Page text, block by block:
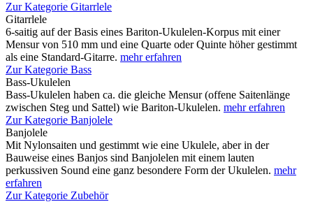
Zur Kategorie Gitarrlele
Gitarrlele
6-saitig auf der Basis eines Bariton-Ukulelen-Korpus mit einer
Mensur von 510 mm und eine Quarte oder Quinte höher gestimmt
als eine Standard-Gitarre. mehr erfahren
Zur Kategorie Bass
Bass-Ukulelen
Bass-Ukulelen haben ca. die gleiche Mensur (offene Saitenlänge
zwischen Steg und Sattel) wie Bariton-Ukulelen. mehr erfahren
Zur Kategorie Banjolele
Banjolele
Mit Nylonsaiten und gestimmt wie eine Ukulele, aber in der
Bauweise eines Banjos sind Banjolelen mit einem lauten
perkussiven Sound eine ganz besondere Form der Ukulelen. mehr
erfahren
Zur Kategorie Zubehör